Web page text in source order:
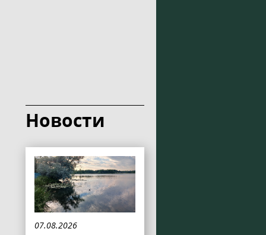
Новости
07.08.2026